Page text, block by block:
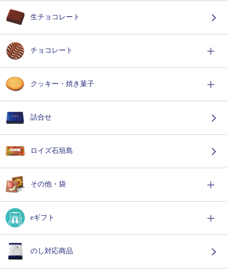
生チョコレート
チョコレート
クッキー・焼き菓子
詰合せ
ロイズ石垣島
その他・袋
eギフト
のし対応商品